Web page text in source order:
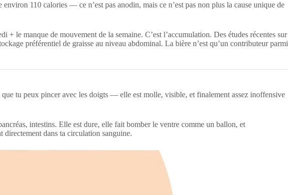
110 calories — ce n’est pas anodin, mais ce n’est pas non plus la cause unique de
+ le manque de mouvement de la semaine. C’est l’accumulation. Des études récentes sur
préférentiel de graisse au niveau abdominal. La bière n’est qu’un contributeur parmi
que tu peux pincer avec les doigts — elle est molle, visible, et finalement assez inoffensive
intestins. Elle est dure, elle fait bomber le ventre comme un ballon, et
dans ta circulation sanguine.